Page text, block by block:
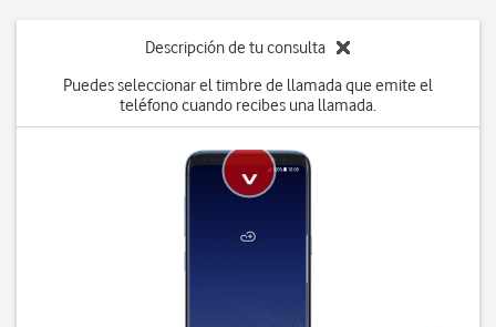
Descripción de tu consulta
Puedes seleccionar el timbre de llamada que emite el
teléfono cuando recibes una llamada.